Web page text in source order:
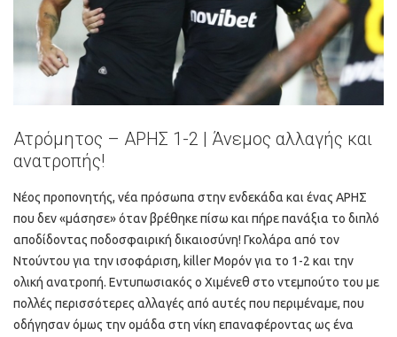
Ατρόμητος – ΑΡΗΣ 1-2 | Άνεμος αλλαγής και
ανατροπής!
Νέος προπονητής, νέα πρόσωπα στην ενδεκάδα και ένας ΑΡΗΣ
που δεν «μάσησε» όταν βρέθηκε πίσω και πήρε πανάξια το διπλό
αποδίδοντας ποδοσφαιρική δικαιοσύνη! Γκολάρα από τον
Ντούντου για την ισοφάριση, killer Μορόν για το 1-2 και την
ολική ανατροπή. Εντυπωσιακός ο Χιμένεθ στο ντεμπούτο του με
πολλές περισσότερες αλλαγές από αυτές που περιμέναμε, που
οδήγησαν όμως την ομάδα στη νίκη επαναφέροντας ως ένα